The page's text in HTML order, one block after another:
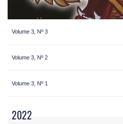
Volume 3, Nº 3
Volume 3, Nº 2
Volume 3, Nº 1
2022